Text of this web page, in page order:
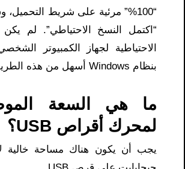
“100%” مرئية على شريط التحميل،
“اكتمل النسخ الاحتياطي”. لم يكن
الاحتياطية لجهاز الكمبيوتر
بنظام Windows أسهل من هذه الطريقة.
ما هي السعة
لمحرك أقراص USB؟